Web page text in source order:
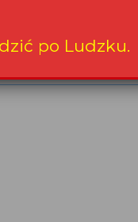
Olsztyn.html